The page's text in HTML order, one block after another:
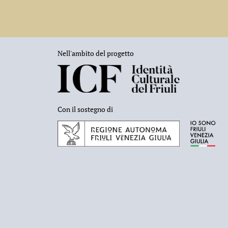
Nell'ambito del progetto
Con il sostegno di